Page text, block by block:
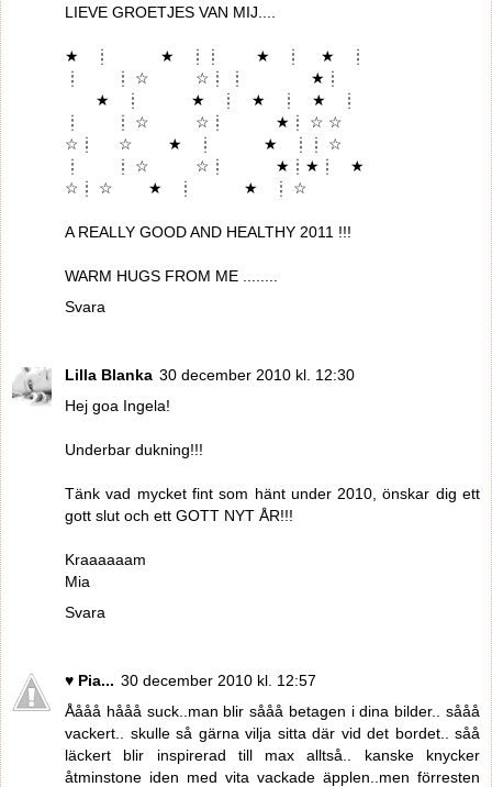
LIEVE GROETJES VAN MIJ....
★ ┊ ★ ┊┊ ★ ┊ ★ ┊
┊ ┊ ☆ ☆┊ ┊ ★┊
★ ┊ ★ ┊ ★ ┊ ★ ┊
┊ ┊ ☆ ☆┊ ★┊ ☆ ☆
☆┊ ☆ ★ ┊ ★ ┊┊ ☆
┊ ┊ ☆ ☆┊ ★┊★┊ ★
☆┊ ☆ ★ ┊ ★ ┊ ☆
A REALLY GOOD AND HEALTHY 2011 !!!
WARM HUGS FROM ME ........
Svara
Lilla Blanka 30 december 2010 kl. 12:30
Hej goa Ingela!
Underbar dukning!!!
Tänk vad mycket fint som hänt under 2010, önskar dig ett
gott slut och ett GOTT NYT ÅR!!!
Kraaaaaam
Mia
Svara
♥ Pia... 30 december 2010 kl. 12:57
Åååå hååå suck..man blir sååå betagen i dina bilder.. sååå
vackert.. skulle så gärna vilja sitta där vid det bordet.. såå
läckert blir inspirerad till max alltså.. kanske knycker
åtminstone iden med vita vackade äpplen..men förresten